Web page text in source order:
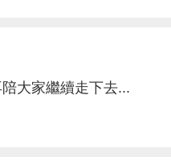
大家繼續走下去...